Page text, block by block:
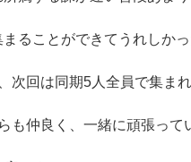
ることができてうれしかっ
回は同期5人全員で集ま
仲良く、一緒に頑張って